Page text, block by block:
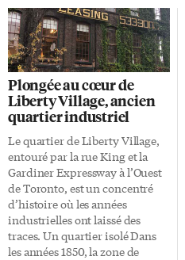
décidément dans le feu des
projecteurs ces derniers temps.
Après la montée au créneau de
Franco-Canadiens pour
répondre à Mme Bombardier,
c’est au tour d’un magazine
montréalais de prendre la
défense des communautés.
Francos et fiers de l’être! Ainsi
s’intitule l’édition du
15 novembre de L’Itinéraire,
magazine bimensuel
montréalais produit et vendu
par des […]
Plongée au cœur de
Liberty Village, ancien
quartier industriel
Le quartier de Liberty Village,
entouré par la rue King et la
Gardiner Expressway à l’Ouest
de Toronto, est un concentré
d’histoire où les années
industrielles ont laissé des
traces. Un quartier isolé Dans
les années 1850, la zone de